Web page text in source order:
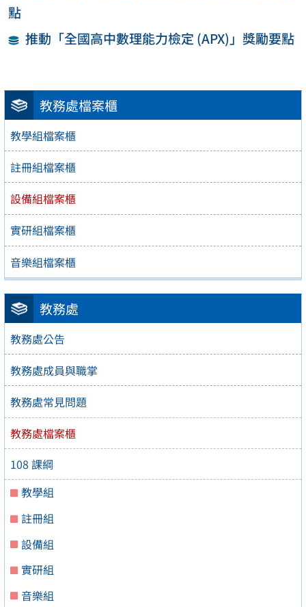
教務處檔案櫃
教學組檔案櫃
註冊組檔案櫃
設備組檔案櫃
實研組檔案櫃
音樂組檔案櫃
教務處
教務處公告
教務處成員與職掌
教務處常見問題
教務處檔案櫃
108 課綱
教學組
註冊組
設備組
實研組
音樂組
點
推動「全國高中數理能力檢定 (APX)」獎勵要點